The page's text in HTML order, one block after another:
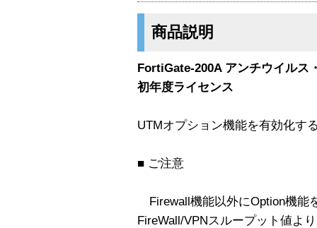
商品説明
FortiGate-200A アンチウイルス
初年度ライセンス
UTMオプション機能を有効化す
■ ご注意
Firewall機能以外にOption機能
FireWall/VPNスループット値よ